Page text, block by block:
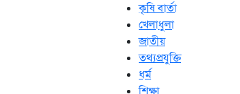
কৃষি বার্তা
খেলাধুলা
জাতীয়
তথ্যপ্রযুক্তি
ধর্ম